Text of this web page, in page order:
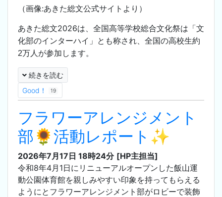
（画像:あきた総文公式サイトより）
あきた総文2026は、 全国高等学校総合文化祭は「文
化部のインターハイ」とも称され、全国の高校生約
2万人が参加します。
続きを読む
Good！
19
フラワーアレンジメント
部🌻活動レポート✨
2026年7月17日 18時24分 [HP主担当]
令和8年4月1日にリニューアルオープンした飯山運
動公園体育館を親しみやすい印象を持ってもらえる
ようにとフラワーアレンジメント部がロビーで装飾